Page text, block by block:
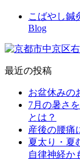
こばやし鍼
Blog
最近の投稿
お盆休みの
7月の暑さ
とは？
産後の腰痛
夏太り・夏
自律神経